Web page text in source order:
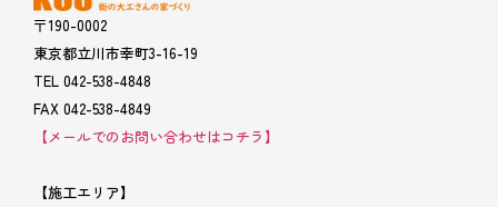
〒190-0002
東京都立川市幸町3-16-19
TEL 042-538-4848
FAX 042-538-4849
【メールでのお問い合わせはコチラ】
【施工エリア】